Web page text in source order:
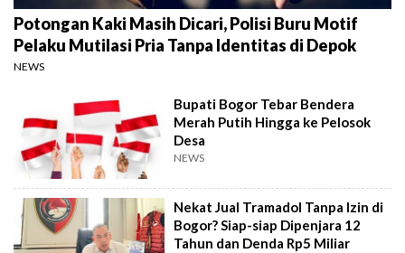
Potongan Kaki Masih Dicari, Polisi Buru Motif
Pelaku Mutilasi Pria Tanpa Identitas di Depok
NEWS
Bupati Bogor Tebar Bendera
Merah Putih Hingga ke Pelosok
Desa
NEWS
Nekat Jual Tramadol Tanpa Izin di
Bogor? Siap-siap Dipenjara 12
Tahun dan Denda Rp5 Miliar